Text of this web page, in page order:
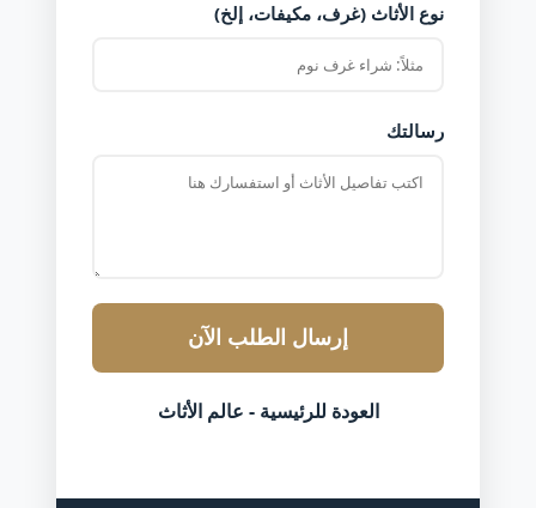
نوع الأثاث (غرف، مكيفات، إلخ)
رسالتك
إرسال الطلب الآن
العودة للرئيسية - عالم الأثاث